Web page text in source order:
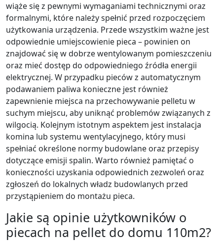
wiąże się z pewnymi wymaganiami technicznymi oraz
formalnymi, które należy spełnić przed rozpoczęciem
użytkowania urządzenia. Przede wszystkim ważne jest
odpowiednie umiejscowienie pieca – powinien on
znajdować się w dobrze wentylowanym pomieszczeniu
oraz mieć dostęp do odpowiedniego źródła energii
elektrycznej. W przypadku pieców z automatycznym
podawaniem paliwa konieczne jest również
zapewnienie miejsca na przechowywanie pelletu w
suchym miejscu, aby uniknąć problemów związanych z
wilgocią. Kolejnym istotnym aspektem jest instalacja
komina lub systemu wentylacyjnego, który musi
spełniać określone normy budowlane oraz przepisy
dotyczące emisji spalin. Warto również pamiętać o
konieczności uzyskania odpowiednich zezwoleń oraz
zgłoszeń do lokalnych władz budowlanych przed
przystąpieniem do montażu pieca.
Jakie są opinie użytkowników o
piecach na pellet do domu 110m2?